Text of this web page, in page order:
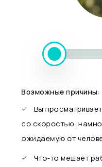
Возможные причины:
Вы
со скоростью,
ожидаемую от
Что-то мешает